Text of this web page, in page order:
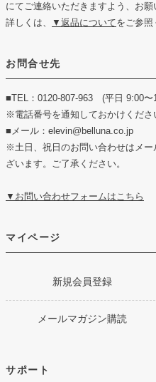
にてご連絡いただきますよう、お願
詳しくは、
▼返品についてをご参照
お問合せ先
■TEL：0120-807-963 (平日 9:00〜
※電話番号を通知しておかけくださ
■メール：elevin@belluna.co.jp
※土日、祝日のお問い合わせはメ
ざいます。ご了承ください。
▼お問い合わせフォームはこちら
マイページ
新規会員登録
メールマガジン購読
サポート